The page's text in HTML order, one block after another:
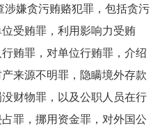
嫌贪污贿赂犯罪，包括贪污
受贿罪，利用影响力受贿
贿罪，对单位行贿罪，介绍
来源不明罪，隐瞒境外存款
财物罪，以及公职人员在行
罪，挪用资金罪，对外国公